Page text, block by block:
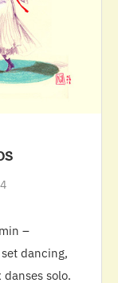
–
dancing,
solo.